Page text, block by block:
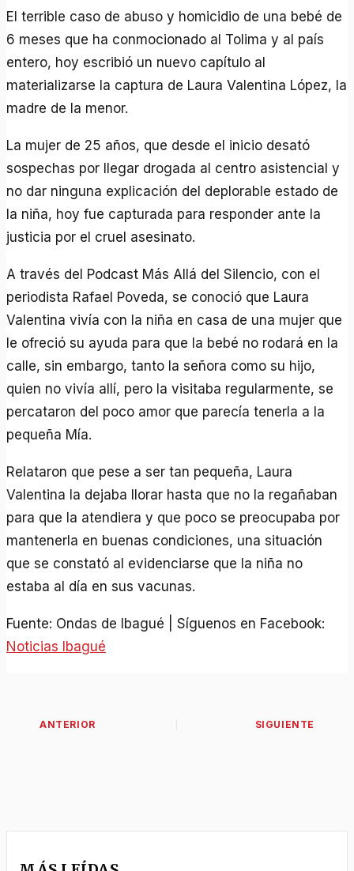
El terrible caso de abuso y homicidio de una bebé de
6 meses que ha conmocionado al Tolima y al país
entero, hoy escribió un nuevo capítulo al
materializarse la captura de Laura Valentina López, la
madre de la menor.
La mujer de 25 años, que desde el inicio desató
sospechas por llegar drogada al centro asistencial y
no dar ninguna explicación del deplorable estado de
la niña, hoy fue capturada para responder ante la
justicia por el cruel asesinato.
A través del Podcast Más Allá del Silencio, con el
periodista Rafael Poveda, se conoció que Laura
Valentina vivía con la niña en casa de una mujer que
le ofreció su ayuda para que la bebé no rodará en la
calle, sin embargo, tanto la señora como su hijo,
quien no vivía allí, pero la visitaba regularmente, se
percataron del poco amor que parecía tenerla a la
pequeña Mía.
Relataron que pese a ser tan pequeña, Laura
Valentina la dejaba llorar hasta que no la regañaban
para que la atendiera y que poco se preocupaba por
mantenerla en buenas condiciones, una situación
que se constató al evidenciarse que la niña no
estaba al día en sus vacunas.
Fuente: Ondas de Ibagué | Síguenos en Facebook:
Noticias Ibagué